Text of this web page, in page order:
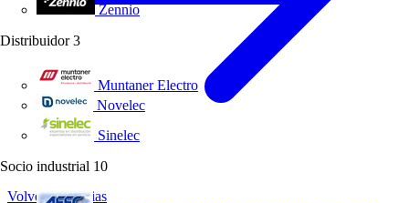
Zennio
Distribuidor 3
Muntaner Electro
Novelec
Sinelec
Socio industrial 10
Volver a Noticias